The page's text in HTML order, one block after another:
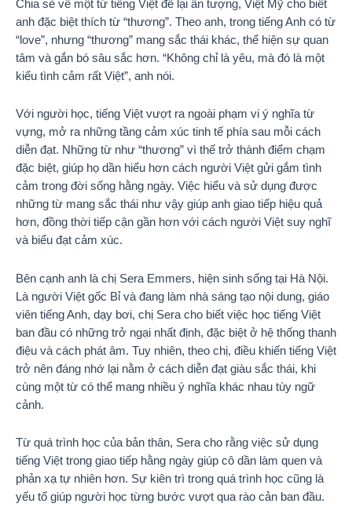
Chia sẻ về một từ tiếng Việt để lại ấn tượng, Việt Mỹ cho biết
anh đặc biệt thích từ “thương”. Theo anh, trong tiếng Anh có từ
“love”, nhưng “thương” mang sắc thái khác, thể hiện sự quan
tâm và gắn bó sâu sắc hơn. “Không chỉ là yêu, mà đó là một
kiểu tình cảm rất Việt”, anh nói.
Với người học, tiếng Việt vượt ra ngoài phạm vi ý nghĩa từ
vựng, mở ra những tầng cảm xúc tinh tế phía sau mỗi cách
diễn đạt. Những từ như “thương” vì thế trở thành điểm chạm
đặc biệt, giúp họ dần hiểu hơn cách người Việt gửi gắm tình
cảm trong đời sống hằng ngày. Việc hiểu và sử dụng được
những từ mang sắc thái như vậy giúp anh giao tiếp hiệu quả
hơn, đồng thời tiếp cận gần hơn với cách người Việt suy nghĩ
và biểu đạt cảm xúc.
Bên cạnh anh là chị Sera Emmers, hiện sinh sống tại Hà Nội.
Là người Việt gốc Bỉ và đang làm nhà sáng tạo nội dung, giáo
viên tiếng Anh, dạy bơi, chị Sera cho biết việc học tiếng Việt
ban đầu có những trở ngại nhất định, đặc biệt ở hệ thống thanh
điệu và cách phát âm. Tuy nhiên, theo chị, điều khiến tiếng Việt
trở nên đáng nhớ lại nằm ở cách diễn đạt giàu sắc thái, khi
cùng một từ có thể mang nhiều ý nghĩa khác nhau tùy ngữ
cảnh.
Từ quá trình học của bản thân, Sera cho rằng việc sử dụng
tiếng Việt trong giao tiếp hằng ngày giúp cô dần làm quen và
phản xạ tự nhiên hơn. Sự kiên trì trong quá trình học cũng là
yếu tố giúp người học từng bước vượt qua rào cản ban đầu.